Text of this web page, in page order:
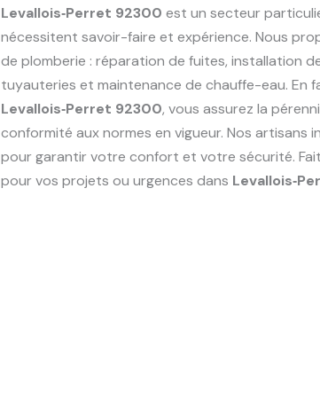
Levallois‑Perret 92300 est un secteur
nécessitent savoir-faire et expérience. Nous
de plomberie : réparation de fuites, installation
tuyauteries et maintenance de chauffe-eau. En
Levallois‑Perret 92300, vous assurez la
conformité aux normes en vigueur. Nos artisans
pour garantir votre confort et votre sécurité.
pour vos projets ou urgences dans